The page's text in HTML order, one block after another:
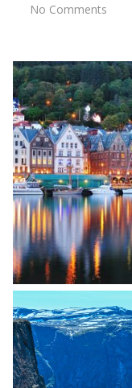
No Comments